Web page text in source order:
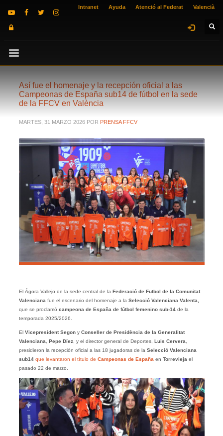
Intranet Ayuda Atenció al Federat Valencià
Así fue el homenaje y la recepción oficial a las
Campeonas de España sub14 de fútbol en la sede
de la FFCV en València
MARTES, 31 MARZO 2026 POR PRENSA FFCV
El Ágora Vallejo de la sede central de la Federació de Futbol de la Comunitat
Valenciana fue el escenario del homenaje a la Selecció Valenciana Valenta,
que se proclamó campeona de España de fútbol femenino sub-14de la
temporada 2025/2026.
El Vicepresident Segony Conseller de Presidència de la Generalitat
Valenciana
Pepe Díez, y el director general de Deportes, Luis Cervera
presidieron la recepción oficial a las 18 jugadoras de la Selecció Valenciana
sub14 que levantaron el título de Campeonas de España en Torrevieja el
pasado 22 de marzo.